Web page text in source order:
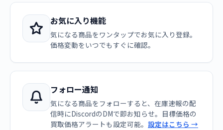
お気に入り機能
気になる商品をワンタップでお気に入り登録。
価格変動をいつでもすぐに確認。
フォロー通知
気になる商品をフォローすると、在庫速報の配
信時にDiscordのDMで即お知らせ。目標価格の
買取価格アラートも設定可能。 設定はこちら →